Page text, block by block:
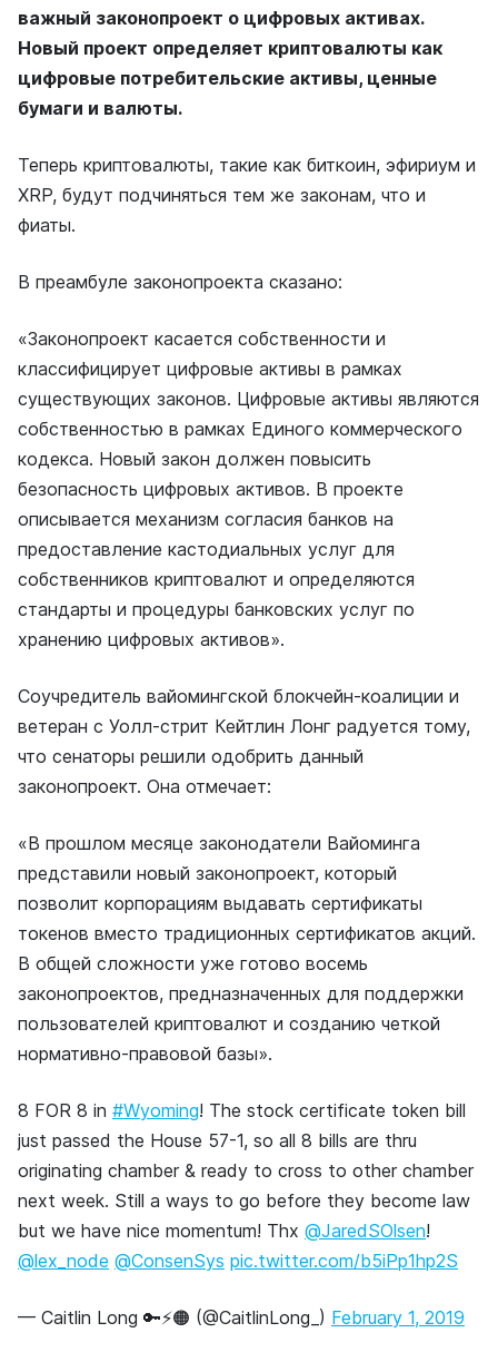
важный законопроект о цифровых активах.
Новый проект определяет криптовалюты как
цифровые потребительские активы, ценные
бумаги и валюты.
Теперь криптовалюты, такие как биткоин, эфириум и
XRP, будут подчиняться тем же законам, что и
фиаты.
В преамбуле законопроекта сказано:
«Законопроект касается собственности и
классифицирует цифровые активы в рамках
существующих законов. Цифровые активы являются
собственностью в рамках Единого коммерческого
кодекса. Новый закон должен повысить
безопасность цифровых активов. В проекте
описывается механизм согласия банков на
предоставление кастодиальных услуг для
собственников криптовалют и определяются
стандарты и процедуры банковских услуг по
хранению цифровых активов».
Соучредитель вайомингской блокчейн-коалиции и
ветеран с Уолл-стрит Кейтлин Лонг радуется тому,
что сенаторы решили одобрить данный
законопроект. Она отмечает:
«В прошлом месяце законодатели Вайоминга
представили новый законопроект, который
позволит корпорациям выдавать сертификаты
токенов вместо традиционных сертификатов акций.
В общей сложности уже готово восемь
законопроектов, предназначенных для поддержки
пользователей криптовалют и созданию четкой
нормативно-правовой базы».
8 FOR 8 in #Wyoming! The stock certificate token bill
just passed the House 57-1, so all 8 bills are thru
originating chamber & ready to cross to other chamber
next week. Still a ways to go before they become law
but we have nice momentum! Thx @JaredSOlsen!
@lex_node @ConsenSys pic.twitter.com/b5iPp1hp2S
— Caitlin Long 🔑⚡️🟠 (@CaitlinLong_) February 1, 2019